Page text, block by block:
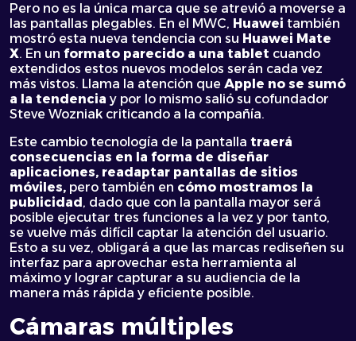
Pero no es la única marca que se atrevió a moverse a
las pantallas plegables. En el MWC, Huawei también
mostró esta nueva tendencia con su Huawei Mate
X. En un formato parecido a una tablet cuando
extendidos estos nuevos modelos serán cada vez
más vistos. Llama la atención que Apple no se sumó
a la tendencia y por lo mismo salió su cofundador
Steve Wozniak criticando a la compañía.
Este cambio tecnología de la pantalla traerá
consecuencias en la forma de diseñar
aplicaciones, readaptar pantallas de sitios
móviles, pero también en cómo mostramos la
publicidad, dado que con la pantalla mayor será
posible ejecutar tres funciones a la vez y por tanto,
se vuelve más difícil captar la atención del usuario.
Esto a su vez, obligará a que las marcas rediseñen su
interfaz para aprovechar esta herramienta al
máximo y lograr capturar a su audiencia de la
manera más rápida y eficiente posible.
Cámaras múltiples